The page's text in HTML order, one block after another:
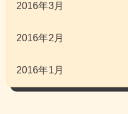
2016年3月
2016年2月
2016年1月